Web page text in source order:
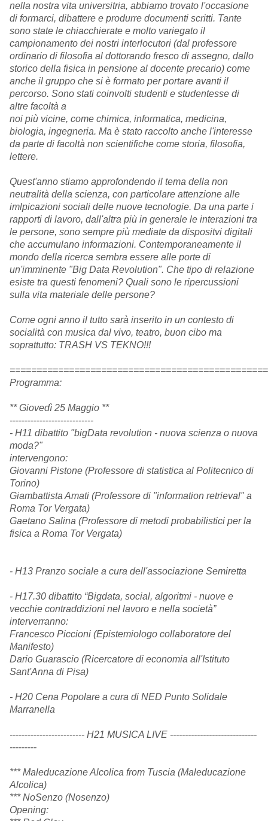
nella nostra vita universitria, abbiamo trovato l'occasione
di formarci, dibattere e produrre documenti scritti. Tante
sono state le chiacchierate e molto variegato il
campionamento dei nostri interlocutori (dal professore
ordinario di filosofia al dottorando fresco di assegno, dallo
storico della fisica in pensione al docente precario) come
anche il gruppo che si è formato per portare avanti il
percorso. Sono stati coinvolti studenti e studentesse di
altre facoltà a
noi più vicine, come chimica, informatica, medicina,
biologia, ingegneria. Ma è stato raccolto anche l'interesse
da parte di facoltà non scientifiche come storia, filosofia,
lettere.
Quest'anno stiamo approfondendo il tema della non
neutralità della scienza, con particolare attenzione alle
imlpicazioni sociali delle nuove tecnologie. Da una parte i
rapporti di lavoro, dall'altra più in generale le interazioni tra
le persone, sono sempre più mediate da dispositvi digitali
che accumulano informazioni. Contemporaneamente il
mondo della ricerca sembra essere alle porte di
un'imminente "Big Data Revolution". Che tipo di relazione
esiste tra questi fenomeni? Quali sono le ripercussioni
sulla vita materiale delle persone?
Come ogni anno il tutto sarà inserito in un contesto di
socialità con musica dal vivo, teatro, buon cibo ma
soprattutto: TRASH VS TEKNO!!!
==========================
Programma:
** Giovedì 25 Maggio **
----------------------------
- H11 dibattito "bigData revolution - nuova scienza o nuova
moda?"
intervengono:
Giovanni Pistone (Professore di statistica al Politecnico di
Torino)
Giambattista Amati (Professore di "information retrieval" a
Roma Tor Vergata)
Gaetano Salina (Professore di metodi probabilistici per la
fisica a Roma Tor Vergata)
- H13 Pranzo sociale a cura dell'associazione Semiretta
- H17.30 dibattito “Bigdata, social, algoritmi - nuove e
vecchie contraddizioni nel lavoro e nella società”
interverranno:
Francesco Piccioni (Epistemiologo collaboratore del
Manifesto)
Dario Guarascio (Ricercatore di economia all'Istituto
Sant'Anna di Pisa)
- H20 Cena Popolare a cura di NED Punto Solidale
Marranella
------------------------- H21 MUSICA LIVE -----------------------------
---------
*** Maleducazione Alcolica from Tuscia (Maleducazione
Alcolica)
*** NoSenzo (Nosenzo)
Opening: